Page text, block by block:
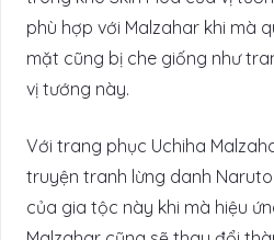
phù hợp với Malzahar khi mà
mặt cũng bị che giống như
vị tướng này.
Với trang phục Uchiha
truyện tranh lừng danh
của gia tộc này khi mà hiệu